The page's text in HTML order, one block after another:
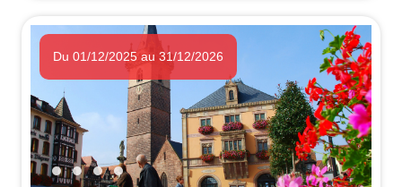
Du 01/12/2025 au 31/12/2026